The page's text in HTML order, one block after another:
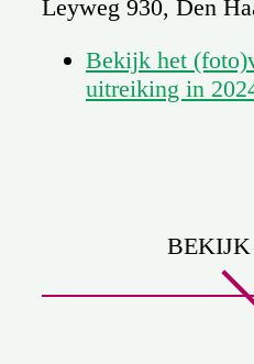
Leyweg 930, Den
Bekijk het
uitreiking in